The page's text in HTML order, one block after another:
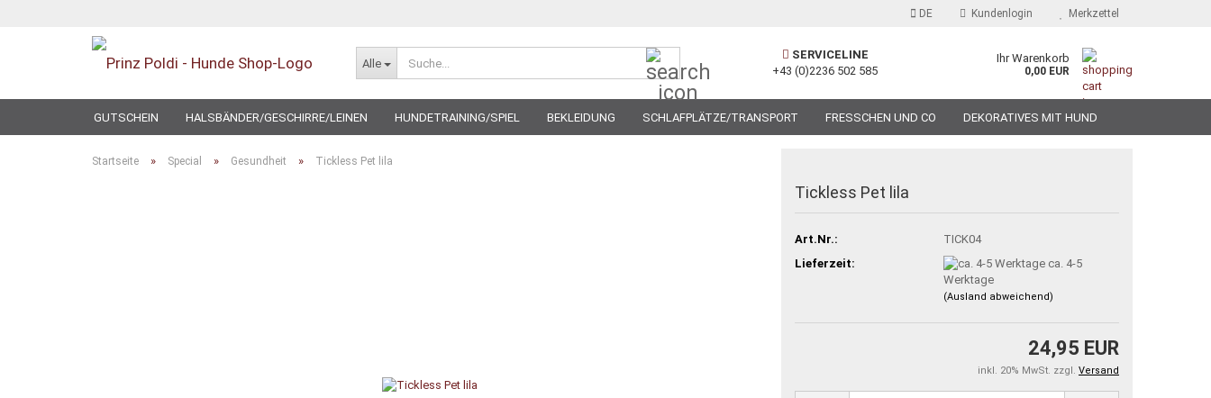
DE Kundenlogin Merkzettel
Alle
SERVICELINE
+43 (0)2236 502 585
Ihr Warenkorb
0,00 EUR
GUTSCHEIN HALSBÄNDER/GESCHIRRE/LEINEN HUNDETRAINING/SPIEL BEKLEIDUNG SCHLAFPLÄTZE/TRANSPORT FRESSCHEN UND CO DEKORATIVES MIT HUND
SPECIAL
Startseite » Special » Gesundheit » Tickless Pet lila
Tickless Pet lila
Art.Nr.:
TICK04
Lieferzeit:
ca. 4-5
Werktage
(Ausland abweichend)
24,95 EUR
inkl. 20% MwSt. zzgl. Versand